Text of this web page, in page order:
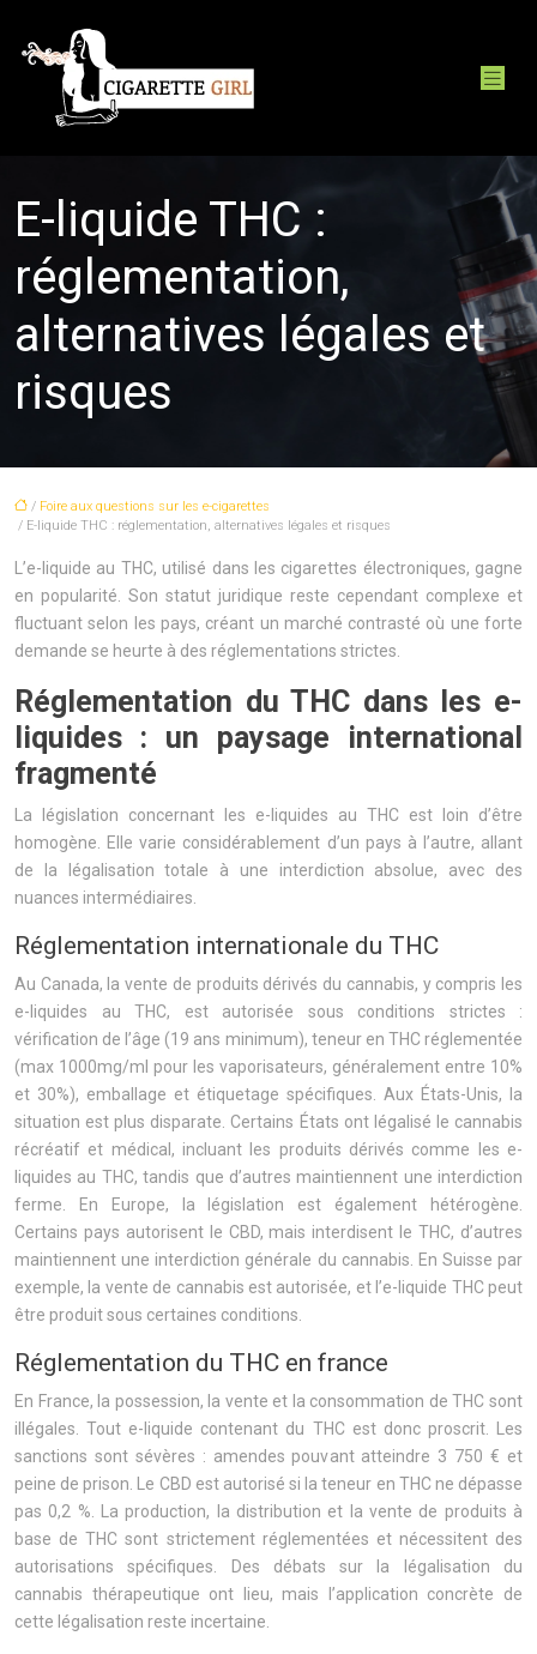
E-liquide THC :
réglementation,
alternatives légales et
risques
/ Foire aux questions sur les e-cigarettes
/ E-liquide THC : réglementation, alternatives légales et risques
L’e-liquide au THC, utilisé dans les cigarettes électroniques, gagne
en popularité. Son statut juridique reste cependant complexe et
fluctuant selon les pays, créant un marché contrasté où une forte
demande se heurte à des réglementations strictes.
Réglementation du THC dans les e-
liquides : un paysage international
fragmenté
La législation concernant les e-liquides au THC est loin d’être
homogène. Elle varie considérablement d’un pays à l’autre, allant
de la légalisation totale à une interdiction absolue, avec des
nuances intermédiaires.
Réglementation internationale du THC
Au Canada, la vente de produits dérivés du cannabis, y compris les
e-liquides au THC, est autorisée sous conditions strictes :
vérification de l’âge (19 ans minimum), teneur en THC réglementée
(max 1000mg/ml pour les vaporisateurs, généralement entre 10%
et 30%), emballage et étiquetage spécifiques. Aux États-Unis, la
situation est plus disparate. Certains États ont légalisé le cannabis
récréatif et médical, incluant les produits dérivés comme les e-
liquides au THC, tandis que d’autres maintiennent une interdiction
ferme. En Europe, la législation est également hétérogène.
Certains pays autorisent le CBD, mais interdisent le THC, d’autres
maintiennent une interdiction générale du cannabis. En Suisse par
exemple, la vente de cannabis est autorisée, et l’e-liquide THC peut
être produit sous certaines conditions.
Réglementation du THC en france
En France, la possession, la vente et la consommation de THC sont
illégales. Tout e-liquide contenant du THC est donc proscrit. Les
sanctions sont sévères : amendes pouvant atteindre 3 750 € et
peine de prison. Le CBD est autorisé si la teneur en THC ne dépasse
pas 0,2 %. La production, la distribution et la vente de produits à
base de THC sont strictement réglementées et nécessitent des
autorisations spécifiques. Des débats sur la légalisation du
cannabis thérapeutique ont lieu, mais l’application concrète de
cette légalisation reste incertaine.